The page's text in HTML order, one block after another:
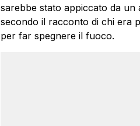
sarebbe stato appiccato da
secondo il racconto di chi era
per far spegnere il fuoco.